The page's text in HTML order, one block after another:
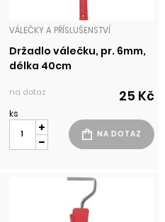
VÁLEČKY A PŘÍSLUŠENSTVÍ
Držadlo válečku, pr. 6mm,
délka 40cm
na dotaz 25 Kč
ks